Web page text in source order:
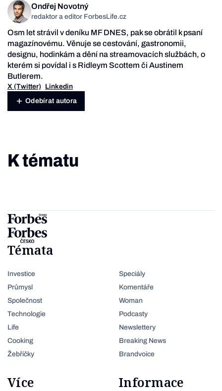
Ondřej Novotný
redaktor a editor ForbesLife.cz
Osm let strávil v deníku MF DNES, pak se obrátil k psaní
magazínovému. Věnuje se cestování, gastronomii,
designu, hodinkám a dění na streamovacích službách, o
kterém si povídal i s Ridleym Scottem či Austinem
Butlerem.
X (Twitter)
Linkedin
Odebírat autora
K tématu
Témata
Investice
Průmysl
Společnost
Technologie
Life
Cooking
Žebříčky
Speciály
Komentáře
Woman
Podcasty
Newslettery
Breaking News
Brandvoice
Více Informace